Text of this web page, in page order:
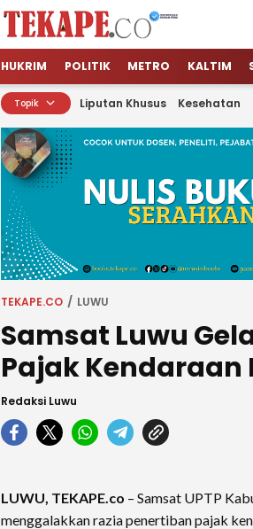
Tekape.co
Jendela Informasi Kita
HUKRIM POLITIK METRO KALTIM
Topik Liputan Khusus Kesehatan
TEKAPE.CO LUWU
Samsat Luwu
Pajak Kendaraan
Redaksi Luwu
LUWU, TEKAPE.co – Samsat UPTP
menggalakkan razia penertiban pajak